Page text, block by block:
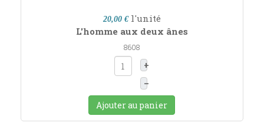
20,00 € l'unité
L'homme aux deux ânes
8608
+
–
Ajouter au panier